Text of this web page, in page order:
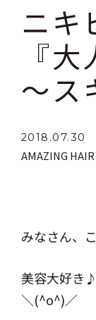
ニキ
『
～ス
2018.07.30
AMAZING HAIR
みなさん、
美容大好き
＼(^o^)／